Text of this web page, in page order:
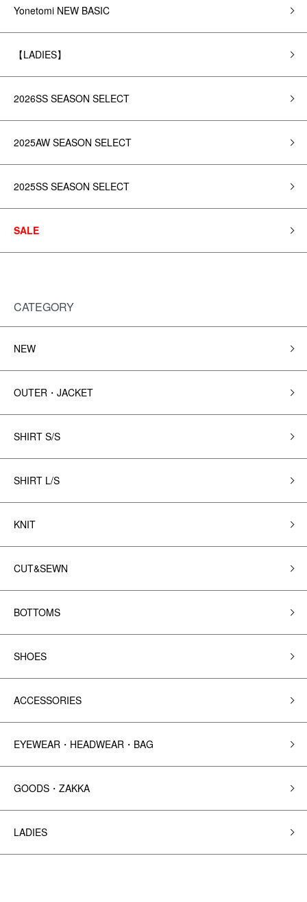
Yonetomi NEW BASIC
【LADIES】
2026SS SEASON SELECT
2025AW SEASON SELECT
2025SS SEASON SELECT
SALE
CATEGORY
NEW
OUTER・JACKET
SHIRT S/S
SHIRT L/S
KNIT
CUT&SEWN
BOTTOMS
SHOES
ACCESSORIES
EYEWEAR・HEADWEAR・BAG
GOODS・ZAKKA
LADIES